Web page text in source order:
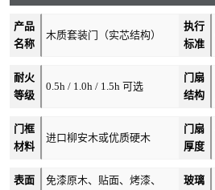
产品
名称
木质套装门（实芯结构）
执行
标准
耐火
等级
0.5h / 1.0h / 1.5h 可选
门扇
结构
门框
材料
进口柳安木或优质硬木
门扇
厚度
表面
免漆原木、贴面、烤漆、
玻璃